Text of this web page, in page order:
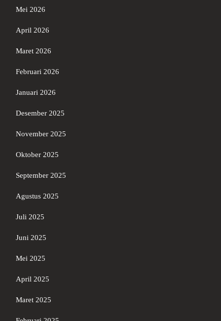
Mei 2026
April 2026
Maret 2026
Februari 2026
Januari 2026
Desember 2025
November 2025
Oktober 2025
September 2025
Agustus 2025
Juli 2025
Juni 2025
Mei 2025
April 2025
Maret 2025